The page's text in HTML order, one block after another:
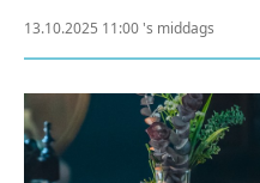
13.10.2025 11:00 's middags